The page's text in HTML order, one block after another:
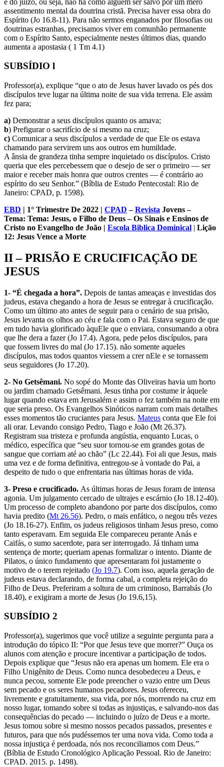
assentimento mental da doutrina cristã. Precisa haver essa obra do
Espírito (Jo 16.8-11). Para não sermos enganados por filosofias ou
doutrinas estranhas, precisamos viver em comunhão permanente
com o Espírito Santo, especialmente nestes últimos dias, quando
aumenta a apostasia ( 1 Tm 4.1)
SUBSÍDIO l
Professor(a), explique “que o ato de Jesus haver lavado os pés dos
discípulos teve lugar na última noite de sua vida terrena. Ele assim
fez para;
a) Demonstrar a seus discípulos quanto os amava;
b) Prefigurar o sacrifício de si mesmo na cruz;
c) Comunicar a seus discípulos a verdade de que Ele os estava
chamando para servirem uns aos outros em humildade.
A ânsia de grandeza tinha sempre inquietado os discípulos. Cristo
queria que eles percebessem que o desejo de ser o primeiro — ser
maior e receber mais honra que outros crentes — é contrário ao
espírito do seu Senhor.” (Bíblia de Estudo Pentecostal: Rio de
Janeiro: CPAD, p. 1598).
EBD | 1° Trimestre De 2022 | CPAD –Revista Jovens –
Tema: Tema: Jesus, o Filho de Deus – Os Sinais e Ensinos de
Cristo no Evangelho de João | Escola Biblica Dominical | Lição
12: Jesus Vence a Morte
II – PRISÃO E CRUCIFICAÇÃO DE
JESUS
1- “É chegada a hora”. Depois de tantas ameaças e investidas dos
judeus, estava chegando a hora de Jesus se entregar à crucificação.
Como um último ato antes de seguir para o cenário de sua prisão,
Jesus levanta os olhos ao céu e fala com o Pai. Estava seguro de que
em tudo havia glorificado àquEle que o enviara, consumando a obra
que lhe dera a fazer (Jo 17.4). Agora, pede pelos discípulos, para
que fossem livres do mal (Jo 17.15). não somente aqueles
discípulos, mas todos quantos viessem a crer nEle e se tornassem
seus seguidores (Jo 17.20).
2- No Getsêmani. No sopé do Monte das Oliveiras havia um horto
ou jardim chamado Getsêmani. Jesus tinha por costume ir àquele
lugar quando estava em Jerusalém e assim o fez também na noite em
que seria preso. Os Evangelhos Sinóticos narram com mais detalhes
esses momentos tão cruciantes para Jesus. Mateus conta que Ele foi
ali orar. Levando consigo Pedro, Tiago e João (Mt 26.37).
Registram sua tristeza e profunda angústia, enquanto Lucas, o
médico, específica que “seu suor tornou-se em grandes gotas de
sangue que corriam até ao chão” (Lc 22.44). Foi ali que Jesus, mais
uma vez e de forma definitiva, entregou-se à vontade do Pai, a
despeito de tudo o que enfrentaria nas últimas horas de vida.
3- Preso e crucificado. As últimas horas de Jesus foram de intensa
agonia. Um julgamento cercado de ultrajes e escárnio (Jo 18.12-40).
Um processo de completo abandono por parte dos discípulos, como
havia predito (Mt 26.56). Pedro, o mais enfático, o negou três vezes
(Jo 18.16-27). Enfim, os judeus religiosos tinham Jesus preso, como
tanto esperavam. Em seguida Ele compareceu perante Anás e
Caifás, o sumo sacerdote, para ser interrogado. Já tinham uma
sentença de morte; queriam apenas formalizar o intento. Diante de
Pilatos, o único fundamento que apresentaram foi justamente o
motivo de o terem rejeitado (Jo 19.7). Com isso, aquela geração de
judeus estava declarando, de forma cabal, a completa rejeição do
Filho de Deus. Preferiram a soltura de um criminoso, Barrabás (Jo
18.40), e exigiram a morte de Jesus (Jo 19.6,15).
SUBSÍDIO 2
Professor(a), sugerimos que você utilize a seguinte pergunta para a
introdução do tópico II: “Por que Jesus teve que morrer?” Ouça os
alunos com atenção e procure incentivar a participação de todos.
Depois explique que “Jesus não era apenas um homem. Ele era o
Filho Unigênito de Deus. Como nunca desobedeceu a Deus, e
nunca pecou, somente Ele pode preencher o vazio entre um Deus
sem pecado e os seres humanos pecadores. Jesus ofereceu,
livremente e gratuitamente, sua vida, por nós, morrendo na cruz em
nosso lugar, tomando sobre si todas as injustiças, e salvando-nos das
consequências do pecado — incluindo o juízo de Deus e a morte.
Jesus tomou sobre si mesmo nossos pecados passados, presentes e
futuros, para que nós pudéssemos ter uma nova vida. Como toda a
nossa injustiça é perdoada, nós nos reconciliamos com Deus.”
(Bíblia de Estudo Cronológico Aplicação Pessoal. Rio de Janeiro:
CPAD. 2015. p. 1498).